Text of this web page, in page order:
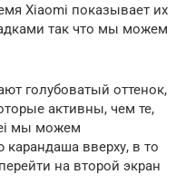
Xiaomi показывает их
так что мы можем
голубоватый оттенок,
активны, чем те,
мы можем
вверху, в то
на второй экран